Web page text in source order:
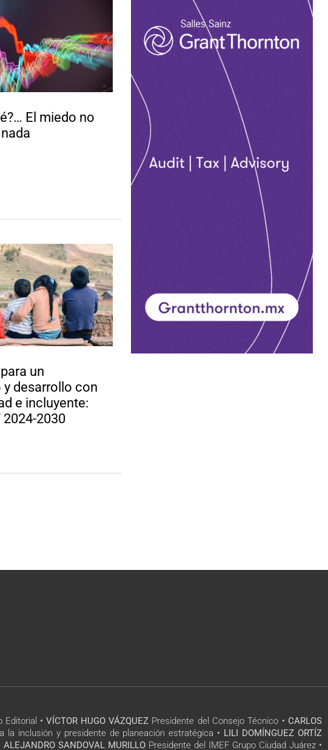
El miedo no
un
desarrollo con
e incluyente:
2030
Editorial • VÍCTOR HUGO VÁZQUEZ Presidente del Consejo Técnico • CARLOS
la inclusión y presidente de planeación estratégica • LILI DOMÍNGUEZ ORTÍZ
ALEJANDRO SANDOVAL MURILLO Presidente del IMEF Grupo Ciudad Juárez •